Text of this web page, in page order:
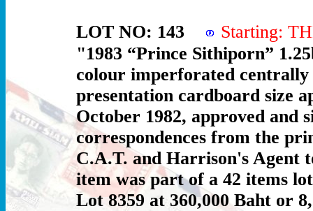
LOT NO: 143
Starting:
"1983 “Prince Sithiporn”
colour imperforated
presentation cardboard size
October 1982, approved and
correspondences from the
C.A.T. and Harrison's Agent
item was part of a 42 items
Lot 8359 at 360,000 Baht or